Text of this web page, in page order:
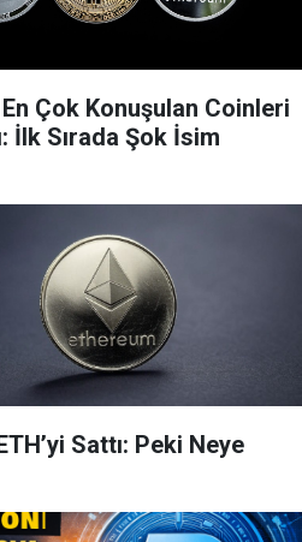
Çok Konuşulan Coinleri
İlk Sırada Şok İsim
Sattı: Peki Neye